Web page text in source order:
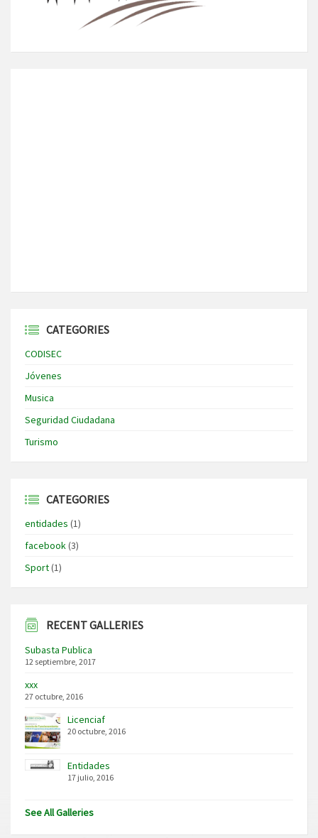
CATEGORIES
CODISEC
Jóvenes
Musica
Seguridad Ciudadana
Turismo
CATEGORIES
entidades (1)
facebook(3)
Sport(1)
RECENT GALLERIES
Subasta Publica
12 septiembre, 2017
xxx
27 octubre, 2016
Licenciaf
20 octubre, 2016
Entidades
17 julio, 2016
See All Galleries